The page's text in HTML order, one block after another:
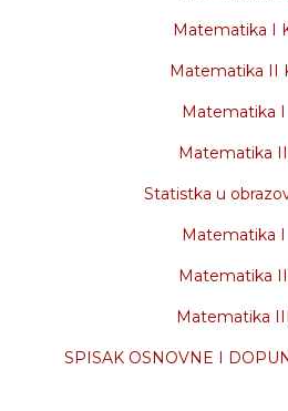
Matematika I
Matematika II
Matematika I
Matematika
Statistka u
Matematika I
Matematika
Matematika
SPISAK OSNOVNE I